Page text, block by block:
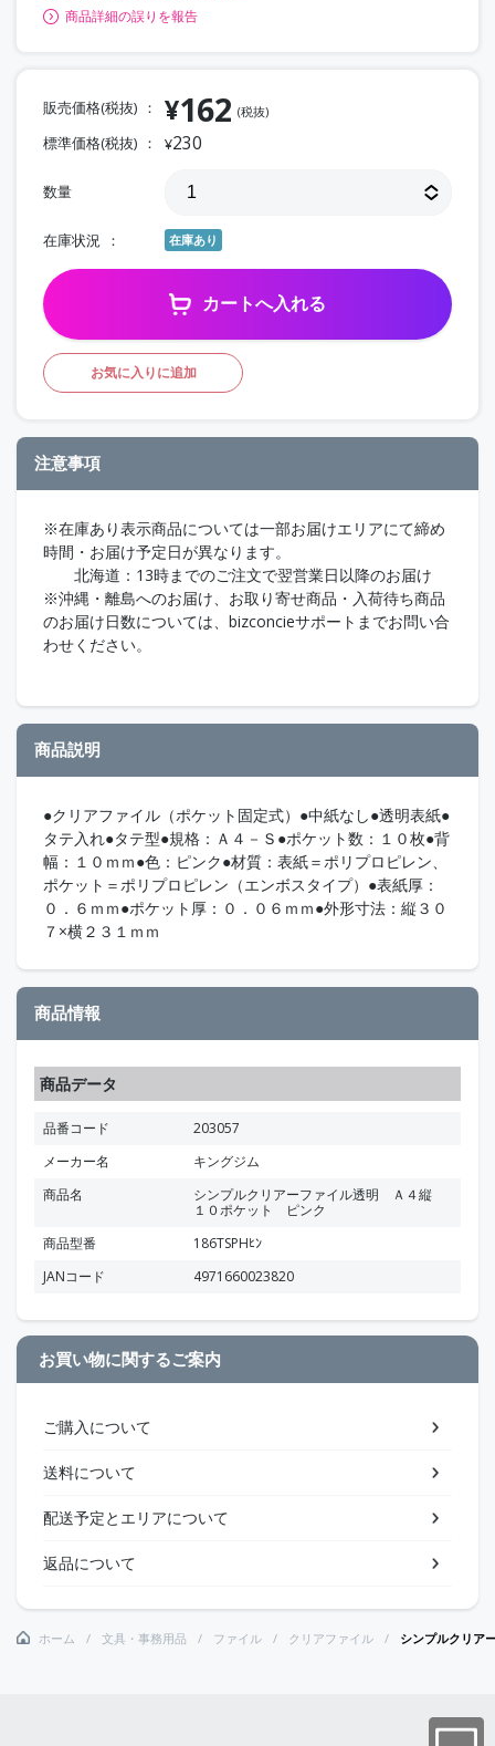
商品詳細の誤りを報告
販売価格(税抜) ¥162 (税抜)
標準価格(税抜) ¥230
数量
在庫状況 在庫あり
カートへ入れる
お気に入りに追加
注意事項
※在庫あり表示商品については一部お届けエリアにて締め
時間・お届け予定日が異なります。
北海道：13時までのご注文で翌営業日以降のお届け
※沖縄・離島へのお届け、お取り寄せ商品・入荷待ち商品
のお届け日数については、bizconcieサポートまでお問い合
わせください。
商品説明
●クリアファイル（ポケット固定式）●中紙なし●透明表紙●
タテ入れ●タテ型●規格：Ａ４－Ｓ●ポケット数：１０枚●背
幅：１０ｍｍ●色：ピンク●材質：表紙＝ポリプロピレン、
ポケット＝ポリプロピレン（エンボスタイプ）●表紙厚：
０．６ｍｍ●ポケット厚：０．０６ｍｍ●外形寸法：縦３０
７×横２３１ｍｍ
商品情報
商品データ
品番コード
203057
メーカー名
キングジム
商品名
シンプルクリアーファイル透明 Ａ４縦
１０ポケット ピンク
商品型番
186TSPHﾋﾝ
JANコード
4971660023820
お買い物に関するご案内
ご購入について
送料について
配送予定とエリアについて
返品について
ホーム 文具・事務用品 ファイル クリアファイル シンプルクリ